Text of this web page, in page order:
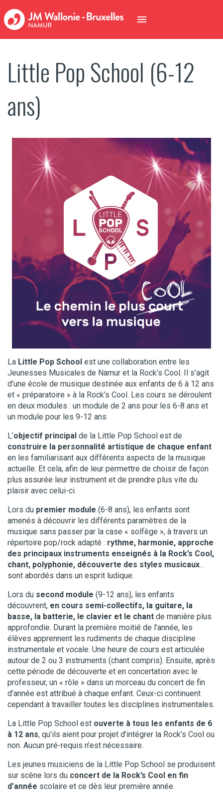
Little Pop School (6-12
ans)
La Little Pop School est une collaboration entre les
Jeunesses Musicales de Namur et la Rock’s Cool. Il s’agit
d’une école de musique destinée aux enfants de 6 à 12 ans
et « préparatoire » à la Rock’s Cool. Les cours se déroulent
en deux modules : un module de 2 ans pour les 6-8 ans et
un module pour les 9-12 ans.
L’objectif principal de la Little Pop School est de
construire la personnalité artistique de chaque enfant
en les familiarisant aux différents aspects de la musique
actuelle. Et cela, afin de leur permettre de choisir de façon
plus assurée leur instrument et de prendre plus vite du
plaisir avec celui-ci.
Lors du premier module (6-8 ans), les enfants sont
amenés à découvrir les différents paramètres de la
musique sans passer par la case « solfège », à travers un
répertoire pop/rock adapté : rythme, harmonie, approche
des principaux instruments enseignés à la Rock’s Cool,
chant, polyphonie, découverte des styles musicaux…
sont abordés dans un esprit ludique.
Lors du second module (9-12 ans), les enfants
découvrent, en cours semi-collectifs, la guitare, la
basse, la batterie, le clavier et le chant de manière plus
approfondie. Durant la première moitié de l’année, les
élèves apprennent les rudiments de chaque discipline
instrumentale et vocale. Une heure de cours est articulée
autour de 2 ou 3 instruments (chant compris). Ensuite, après
cette période de découverte et en concertation avec le
professeur, un « rôle » dans un morceau du concert de fin
d’année est attribué à chaque enfant. Ceux-ci continuent
cependant à travailler toutes les disciplines instrumentales.
La Little Pop School est ouverte à tous les enfants de 6
à 12 ans, qu’ils aient pour projet d’intégrer la Rock’s Cool ou
non. Aucun pré-requis n’est nécessaire.
Les jeunes musiciens de la Little Pop School se produisent
sur scène lors du concert de la Rock’s Cool en fin
d’année scolaire et ce dès leur première année.